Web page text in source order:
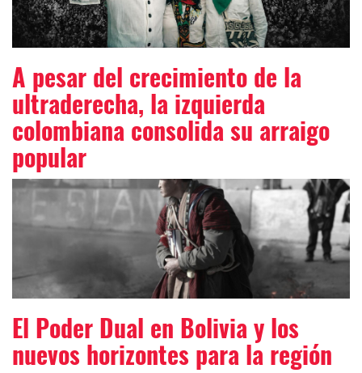
A pesar del crecimiento de la
ultraderecha, la izquierda
colombiana consolida su arraigo
popular
El Poder Dual en Bolivia y los
nuevos horizontes para la región